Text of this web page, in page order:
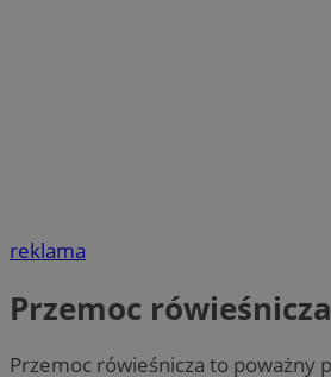
reklama
Przemoc
Przemoc rówieśnicza to poważny